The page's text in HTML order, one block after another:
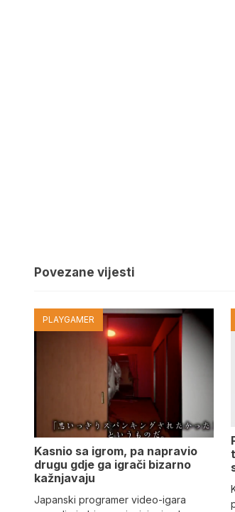
Povezane vijesti
PLAYGAMER
Kasnio sa igrom, pa napravio
drugu gdje ga igrači bizarno
kažnjavaju
Japanski programer video-igara